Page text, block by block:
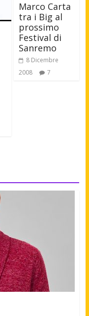
Marco Carta
tra i Big al
prossimo
Festival di
Sanremo
8 Dicembre
2008
7